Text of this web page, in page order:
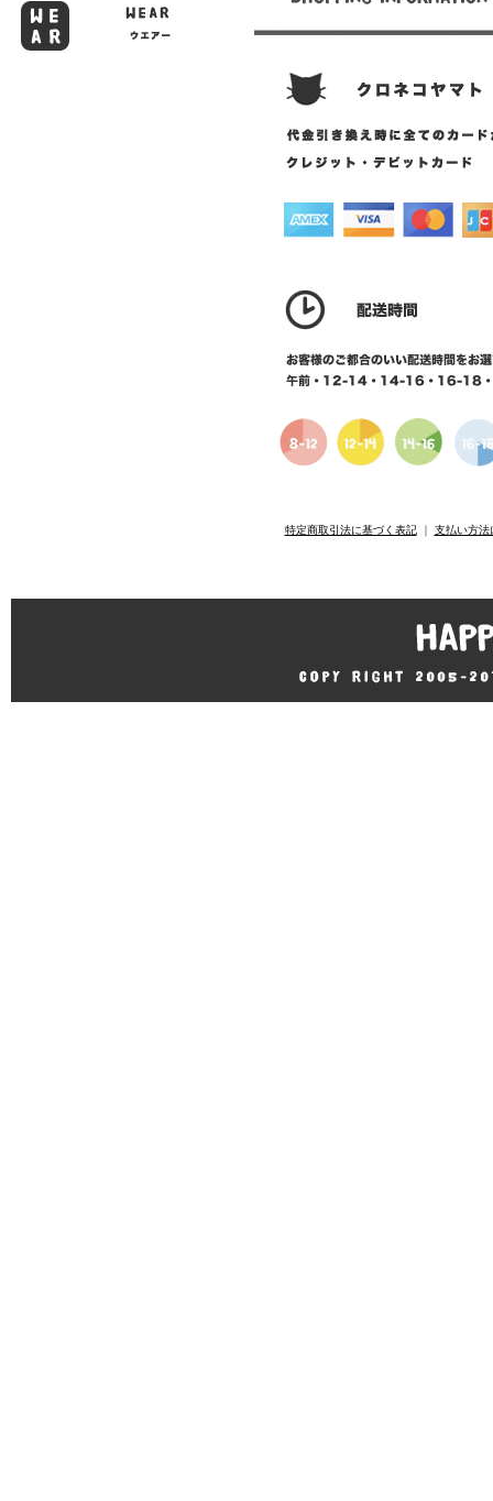
特定商取引法に基づく表記｜ 支払い方法